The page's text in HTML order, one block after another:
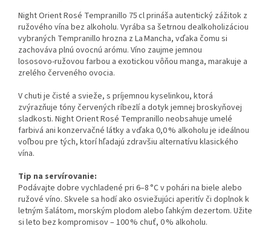
Night Orient Rosé Tempranillo 75 cl prináša autentický zážitok z
ružového vína bez alkoholu. Vyrába sa šetrnou dealkoholizáciou
vybraných Tempranillo hrozna z La Mancha, vďaka čomu si
zachováva plnú ovocnú arómu. Víno zaujme jemnou
lososovo‑ružovou farbou a exotickou vôňou manga, marakuje a
zrelého červeného ovocia.
V chuti je čisté a svieže, s príjemnou kyselinkou, ktorá
zvýrazňuje tóny červených ríbezlí a dotyk jemnej broskyňovej
sladkosti. Night Orient Rosé Tempranillo neobsahuje umelé
farbivá ani konzervačné látky a vďaka 0,0 % alkoholu je ideálnou
voľbou pre tých, ktorí hľadajú zdravšiu alternatívu klasického
vína.
Tip na servírovanie:
Podávajte dobre vychladené pri 6–8 °C v pohári na biele alebo
ružové víno. Skvele sa hodí ako osviežujúci aperitív či doplnok k
letným šalátom, morským plodom alebo ľahkým dezertom. Užite
si leto bez kompromisov – 100 % chuť, 0 % alkoholu.